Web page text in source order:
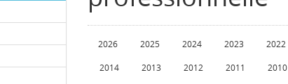
2026 2025 2024 2023 2022
2014 2013 2012 2011 2010